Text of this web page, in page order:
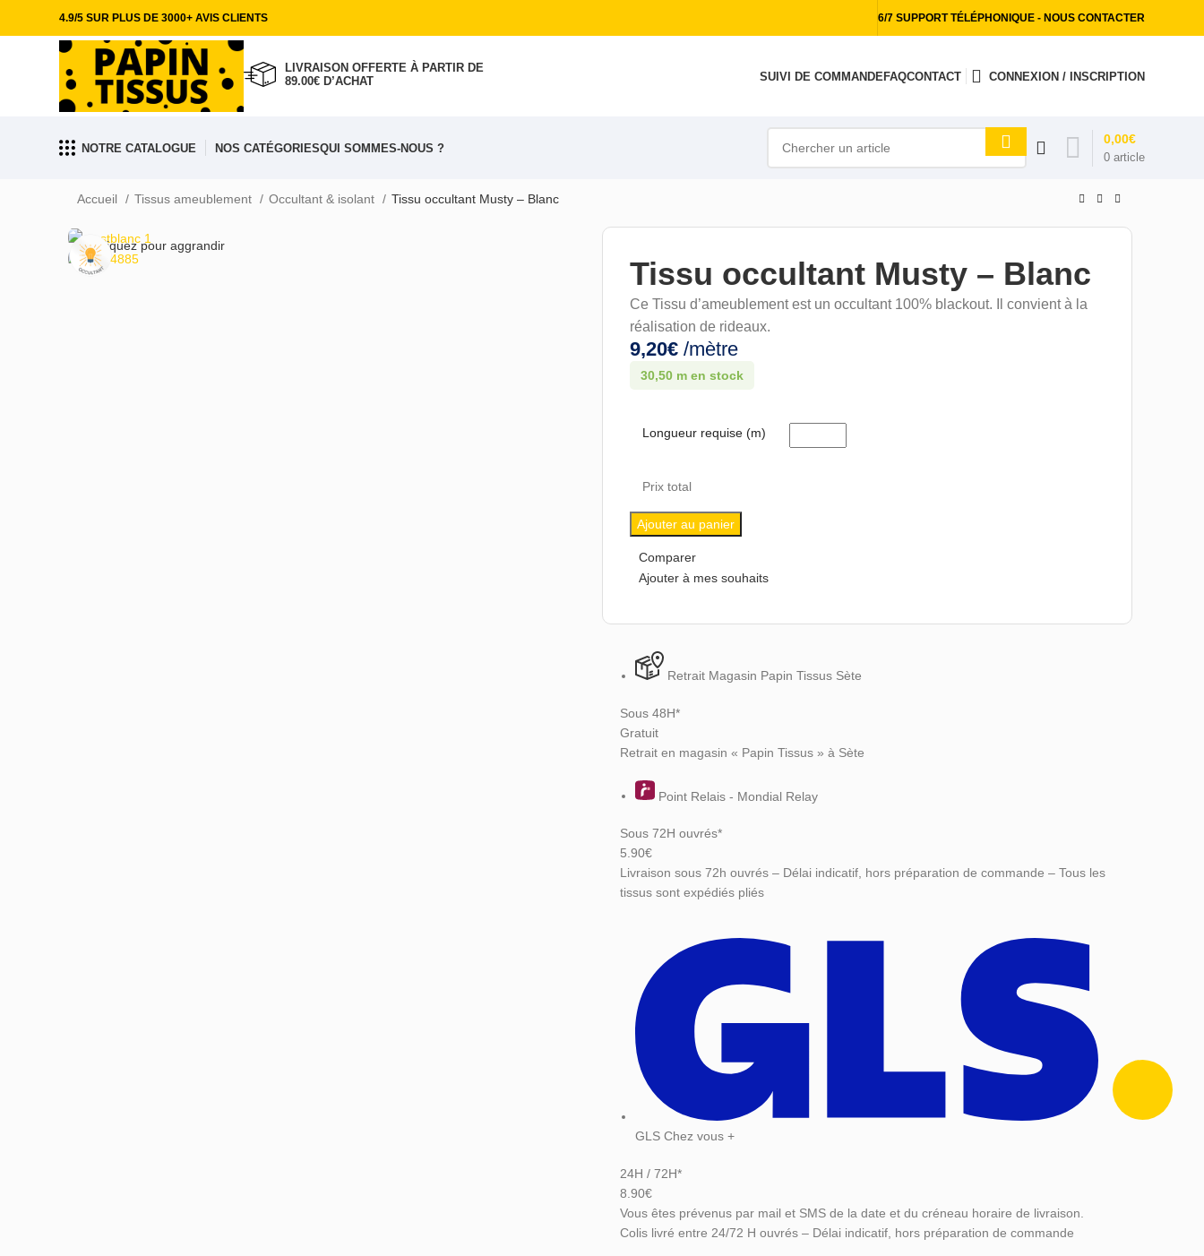
4.9/5 SUR PLUS DE 3000+ AVIS CLIENTS 6/7 SUPPORT TÉLÉPHONIQUE - NOUS CONTACTER
LIVRAISON OFFERTE À PARTIR DE
89.00€ D’ACHAT
SUIVI DE COMMANDEFAQCONTACT CONNEXION / INSCRIPTION
NOTRE CATALOGUE NOS CATÉGORIESQUI SOMMES-NOUS ?
0 article
0,00€
Accueil Tissus ameublement Occultant & isolant Tissu occultant Musty – Blanc
Cliquez pour aggrandir
Tissu occultant Musty – Blanc
Ce Tissu d’ameublement est un occultant 100% blackout. Il convient à la
réalisation de rideaux.
9,20€ /mètre
30,50 m en stock
Longueur requise (m)
Prix total
Ajouter au panier
Comparer
Ajouter à mes souhaits
Retrait Magasin Papin Tissus Sète
Sous 48H*
Gratuit
Retrait en magasin « Papin Tissus » à Sète
Point Relais - Mondial Relay
Sous 72H ouvrés*
5.90€
Livraison sous 72h ouvrés – Délai indicatif, hors préparation de commande – Tous les
tissus sont expédiés pliés
GLS Chez vous +
24H / 72H*
8.90€
Vous êtes prévenus par mail et SMS de la date et du créneau horaire de livraison.
Colis livré entre 24/72 H ouvrés – Délai indicatif, hors préparation de commande